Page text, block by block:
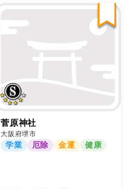
菅原神社
大阪府堺市
学業 厄除 金運 健康